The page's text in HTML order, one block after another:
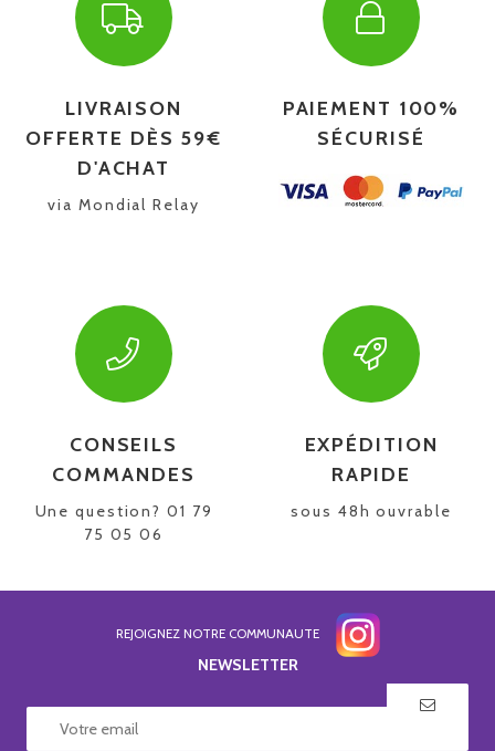
LIVRAISON
OFFERTE DÈS 59€
D'ACHAT
via Mondial Relay
PAIEMENT 100%
SÉCURISÉ
CONSEILS
COMMANDES
Une question? 01 79
75 05 06
EXPÉDITION
RAPIDE
sous 48h ouvrable
REJOIGNEZ NOTRE COMMUNAUTE
NEWSLETTER